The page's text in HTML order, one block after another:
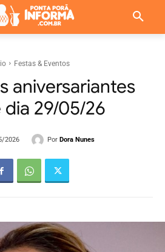
Festas & Eventos
aniversariantes
dia 29/05/26
2026 Por Dora Nunes